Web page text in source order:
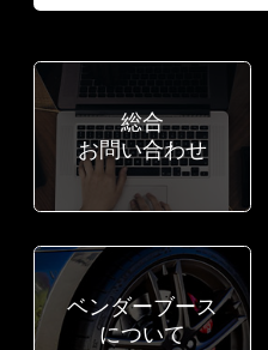
総合
お問い合わせ
ベンダーブース
について